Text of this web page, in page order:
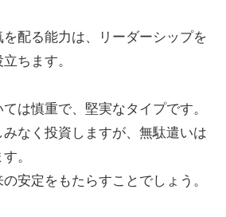
配る能力は、リーダーシップを
ちます。
は慎重で、堅実なタイプです。
なく投資しますが、無駄遣いは
。
安定をもたらすことでしょう。